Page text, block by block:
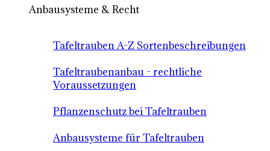
Anbausysteme & Recht
Tafeltrauben A-Z Sortenbeschreibungen
Tafeltraubenanbau - rechtliche
Voraussetzungen
Pflanzenschutz bei Tafeltrauben
Anbausysteme für Tafeltrauben